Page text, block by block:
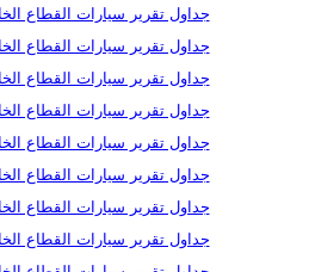
جداول تقرير سيارات القطاع الخاص
جداول تقرير سيارات القطاع الخاص
جداول تقرير سيارات القطاع الخاص
جداول تقرير سيارات القطاع الخاص
جداول تقرير سيارات القطاع الخاص
جداول تقرير سيارات القطاع الخاص
جداول تقرير سيارات القطاع الخاص
جداول تقرير سيارات القطاع الخاص